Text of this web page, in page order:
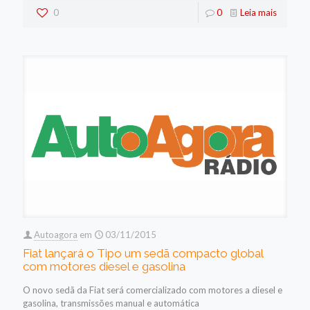
0 0 Leia mais
Autoagora em 03/11/2015
Fiat lançará o Tipo um sedã compacto global
com motores diesel e gasolina
O novo sedã da Fiat será comercializado com motores a diesel e
gasolina, transmissões manual e automática